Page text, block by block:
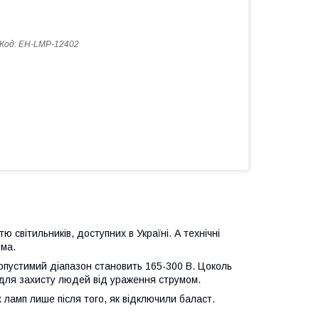
Код: EH-LMP-12402
доступних в Україні. А технічні
діапазон становить 165-300 В. Цоколь
для захисту людей від ураження струмом.
лише після того, як відключили баласт.